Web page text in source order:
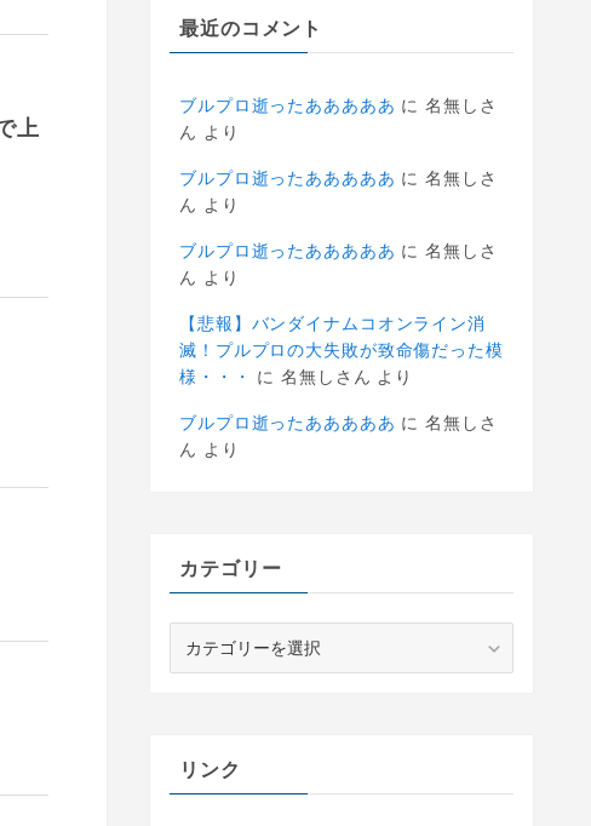
上
最近のコメント
ブルプロ逝ったあああああ に名無しさ
ん より
ブルプロ逝ったあああああ に名無しさ
ん より
ブルプロ逝ったあああああ に名無しさ
ん より
【悲報】バンダイナムコオンライン消
滅！プルプロの大失敗が致命傷だった模
様・・・
に名無しさん より
ブルプロ逝ったあああああ に名無しさ
ん より
カテゴリー
リンク